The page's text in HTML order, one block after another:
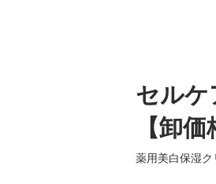
セル
【卸
薬用美白保湿ク